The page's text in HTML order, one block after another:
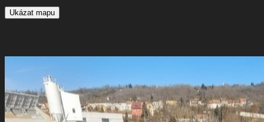
Ukázat mapu